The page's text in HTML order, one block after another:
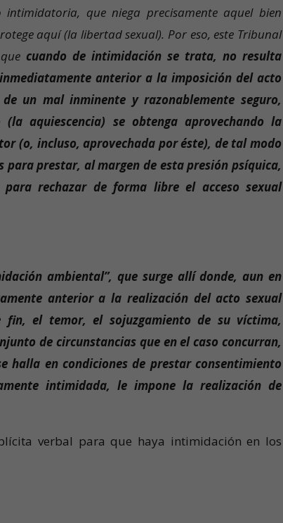
que niega precisamente aquel bien
aquí (la libertad sexual). Por eso, este Tribunal
cuando de intimidación se trata, no resulta
anterior a la imposición del acto
un mal inminente y razonablemente seguro,
aquiescencia) se obtenga aprovechando la
(o, incluso, aprovechada por éste), de tal modo
prestar, al margen de esta presión psíquica,
rechazar de forma libre el acceso sexual
ambiental”, que surge allí donde, aun en
anterior a la realización del acto sexual
el temor, el sojuzgamiento de su víctima,
de circunstancias que en el caso concurran,
halla en condiciones de prestar consentimiento
intimidada, le impone la realización de
verbal para que haya intimidación en los